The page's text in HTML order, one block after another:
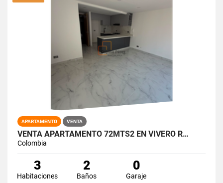
APARTAMENTO VENTA
VENTA APARTAMENTO 72MTS2 EN VIVERO R…
Colombia
3
Habitaciones
2
Baños
0
Garaje